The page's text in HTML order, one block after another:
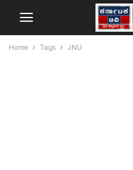
Home Tags JNU